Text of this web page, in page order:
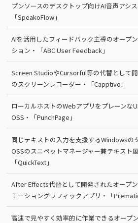
プンソースのデスクトップ向けAI音声アシス
「SpeakoFlow」
AIを活用したフィードバック主導のオープ
ション・「ABC User Feedback」
Screen StudioやCursorful等の代替として
のスクリーンレコーダー・「Capptivo」
ローカルホストのWebアプリをプレーンな
OSS・「PunchPage」
同じテキストの入力を支援するWindowsの
OSSのスニペットマネージャー兼テキスト
「QuickText」
After Effects代替として開発されたオープ
モーショングラフィックアプリ・「
高速で見やすく効率的に作業できるオープ